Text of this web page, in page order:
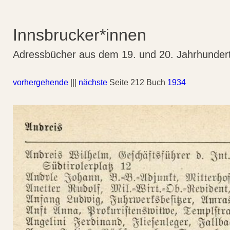
Innsbrucker*innen
Adressbücher aus dem 19. und 20.
vorhergehende nächste Seite 212 Buch 1934